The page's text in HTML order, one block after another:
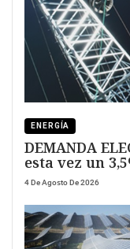
ENERGÍA
DEMANDA
esta vez un
4 De Agosto De 2026